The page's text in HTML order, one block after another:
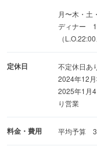
月〜木・土
ディナー
（
定休日
不定休日あ
2024年12
2025年1
り営業
料金・費用 平均予算